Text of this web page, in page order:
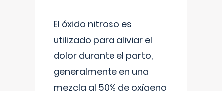
El óxido nitroso es
utilizado para aliviar el
dolor durante el parto,
generalmente en una
mezcla al 50% de oxígeno